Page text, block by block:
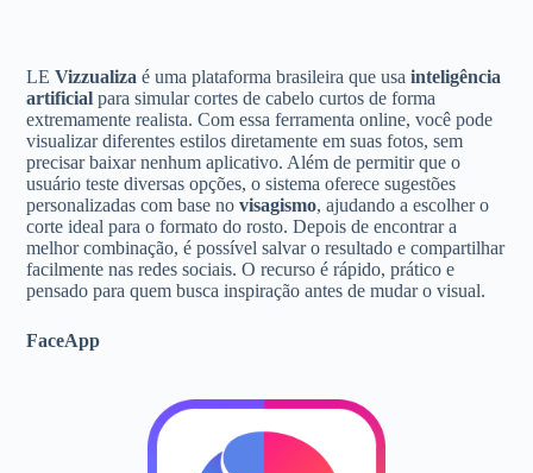
LEVizzualiza é uma plataforma brasileira que usainteligência
artificial para simular cortes de cabelo curtos de forma
extremamente realista. Com essa ferramenta online, você pode
visualizar diferentes estilos diretamente em suas fotos, sem
precisar baixar nenhum aplicativo. Além de permitir que o
usuário teste diversas opções, o sistema oferece sugestões
personalizadas com base novisagismo, ajudando a escolher o
corte ideal para o formato do rosto. Depois de encontrar a
melhor combinação, é possível salvar o resultado e compartilhar
facilmente nas redes sociais. O recurso é rápido, prático e
pensado para quem busca inspiração antes de mudar o visual.
FaceApp